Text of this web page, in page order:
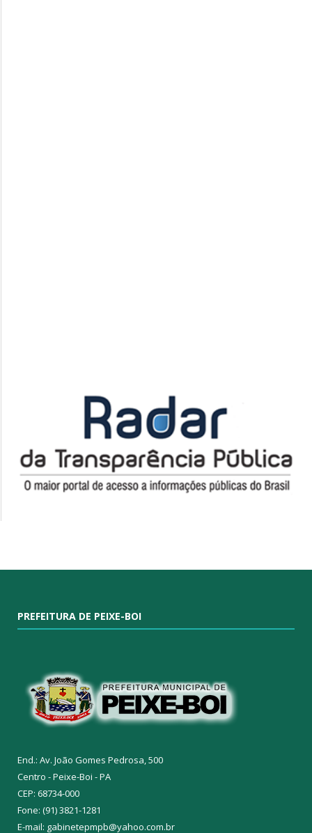
PREFEITURA DE PEIXE-BOI
End.: Av. João Gomes Pedrosa, 500
Centro - Peixe-Boi - PA
CEP: 68734-000
Fone: (91) 3821-1281
E-mail: gabinetepmpb@yahoo.com.br